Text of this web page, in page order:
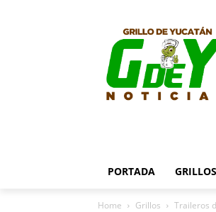
PORTADA GRILLOS
Home Grillos Traileros